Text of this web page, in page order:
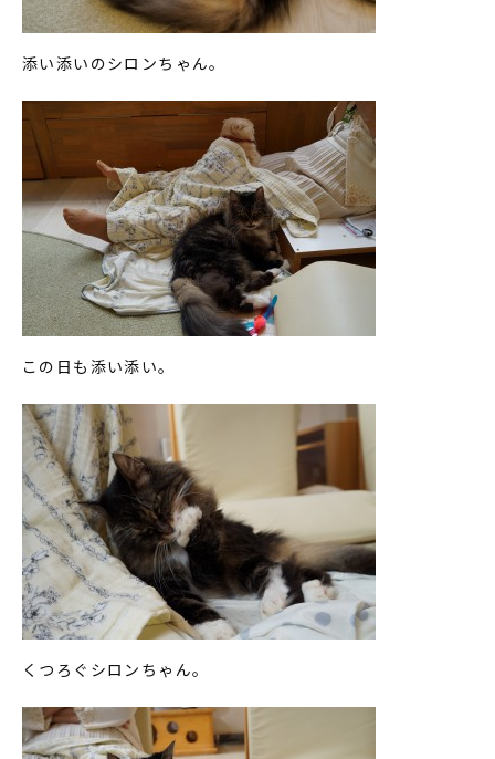
添い添いのシロンちゃん。
この日も添い添い。
くつろぐシロンちゃん。